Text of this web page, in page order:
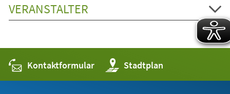
VERANSTALTER
Kontaktformular Stadtplan
(Öffnet
in
einem